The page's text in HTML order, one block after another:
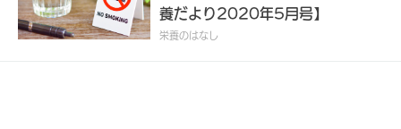
養だより2020年5月号】
栄養のはなし